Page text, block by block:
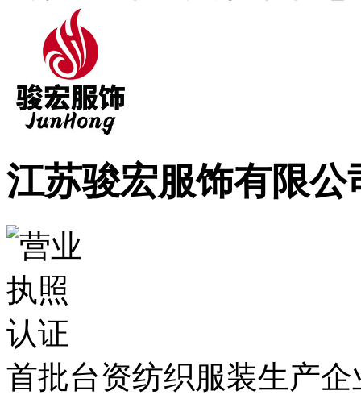
江苏骏宏服饰有限公
首批台资纺织服装生产企